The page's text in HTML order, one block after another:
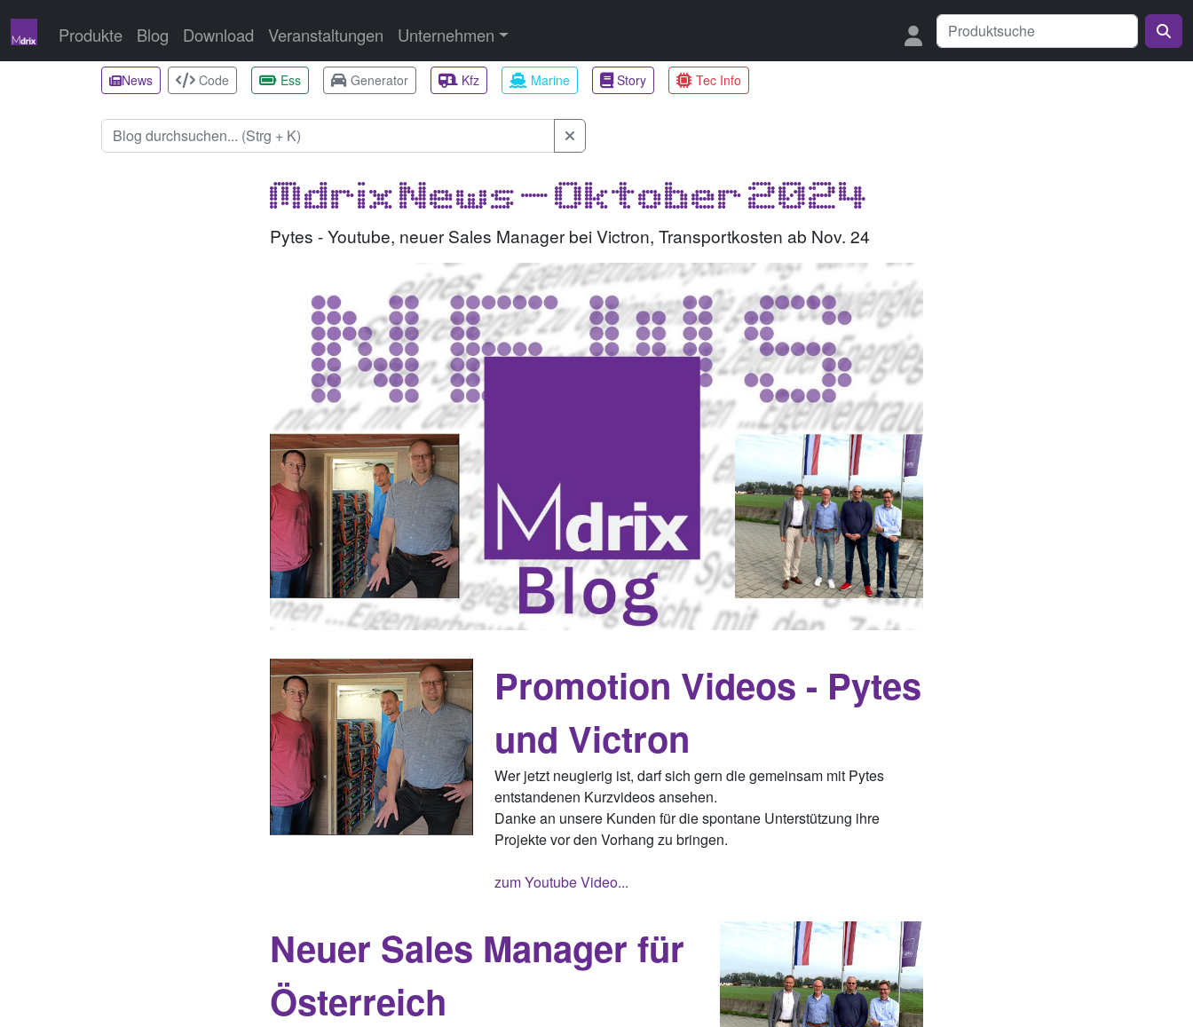
Produkte Blog Download Veranstaltungen Unternehmen
News Code Ess Generator Kfz Marine Story Tec Info
Mdrix News - Oktober 2024
Pytes - Youtube, neuer Sales Manager bei Victron, Transportkosten ab Nov. 24
Promotion Videos - Pytes
und Victron
Wer jetzt neugierig ist, darf sich gern die gemeinsam mit Pytes
entstandenen Kurzvideos ansehen.
Danke an unsere Kunden für die spontane Unterstützung ihre
Projekte vor den Vorhang zu bringen.
zum Youtube Video...
Neuer Sales Manager für
Österreich